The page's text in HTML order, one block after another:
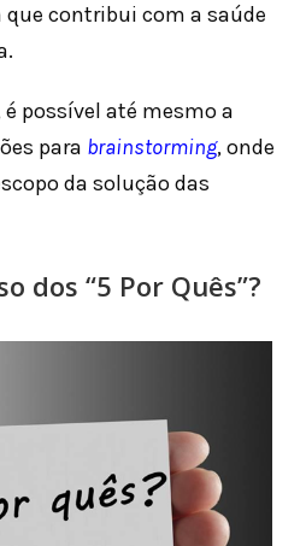
contribui com a saúde
possível até mesmo a
para brainstorming, onde
da solução das
dos “5 Por Quês”?